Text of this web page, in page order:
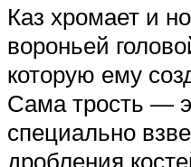
Каз хромает и
вороньей
которую ему
Сама трость —
специально
дробления